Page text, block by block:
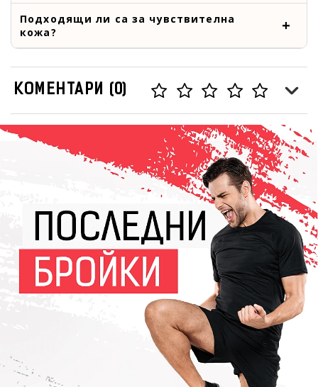
Подходящи ли са за чувствителна
кожа?
КОМЕНТАРИ (0)